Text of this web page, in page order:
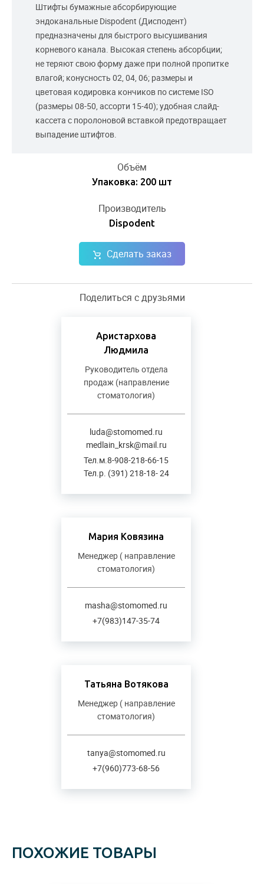
Объём
Упаковка: 200 шт
Производитель
Dispodent
Сделать заказ
Поделиться с друзьями
Аристархова
Людмила
Руководитель отдела
продаж (направление
стоматология)
luda@stomomed.ru
medlain_krsk@mail.ru
Тел.м.8-908-218-66-15
Тел.р. (391) 218-18- 24
Мария Ковязина
Менеджер ( направление
стоматология)
masha@stomomed.ru
+7(983)147-35-74
Татьяна Вотякова
Менеджер ( направление
стоматология)
tanya@stomomed.ru
+7(960)773-68-56
Штифты бумажные абсорбирующие
эндоканальные Dispodent (Дисподент)
предназначены для быстрого высушивания
корневого канала. Высокая степень абсорбции;
не теряют свою форму даже при полной пропитке
влагой; конусность 02, 04, 06; размеры и
цветовая кодировка кончиков по системе ISO
(размеры 08-50, ассорти 15-40); удобная слайд-
кассета с поролоновой вставкой предотвращает
выпадение штифтов.
ПОХОЖИЕ ТОВАРЫ